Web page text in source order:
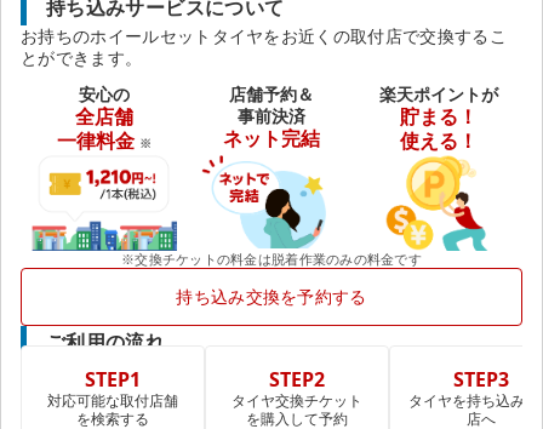
持ち込みサービスについて
お持ちのホイールセットタイヤをお近くの取付店で交換するこ
とができます。
安心の
全店舗
一律料金 ※
店舗予約＆
事前決済
ネット完結
楽天ポイントが
貯まる！
使える！
※交換チケットの料金は脱着作業のみの料金です
持ち込み交換を予約する
ご利用の流れ
STEP1
対応可能な取付店舗
を検索する
STEP2
タイヤ交換チケット
を購入して予約
STEP3
タイヤを持ち込み取
店へ